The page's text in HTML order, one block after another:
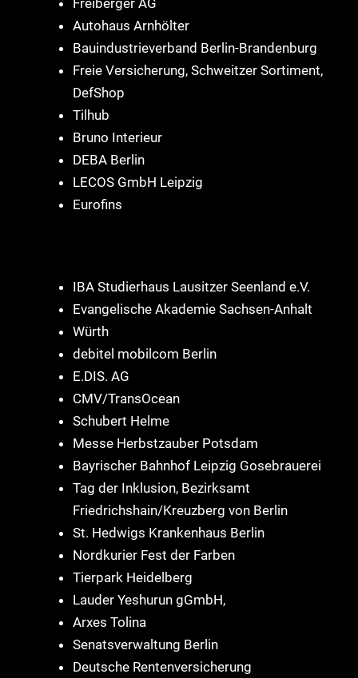
Freiberger AG
Autohaus Arnhölter
Bauindustrieverband Berlin-Brandenburg
Freie Versicherung, Schweitzer Sortiment,
DefShop
Tilhub
Bruno Interieur
DEBA Berlin
LECOS GmbH Leipzig
Eurofins
IBA Studierhaus Lausitzer Seenland e.V.
Evangelische Akademie Sachsen-Anhalt
Würth
debitel mobilcom Berlin
E.DIS. AG
CMV/TransOcean
Schubert Helme
Messe Herbstzauber Potsdam
Bayrischer Bahnhof Leipzig Gosebrauerei
Tag der Inklusion, Bezirksamt
Friedrichshain/Kreuzberg von Berlin
St. Hedwigs Krankenhaus Berlin
Nordkurier Fest der Farben
Tierpark Heidelberg
Lauder Yeshurun gGmbH,
Arxes Tolina
Senatsverwaltung Berlin
Deutsche Rentenversicherung